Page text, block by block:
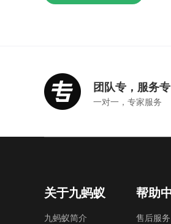
团队专，服务专
一对一，专家服务
关于九蚂蚁
九蚂蚁简介
帮助
售后服务